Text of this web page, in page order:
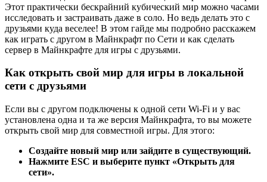
Этот практически бескрайний кубический мир можно часами
исследовать и застраивать даже в соло. Но ведь делать это с
друзьями куда веселее! В этом гайде мы подробно расскажем
как играть с другом в Майнкрафт по Сети и как сделать
сервер в Майнкрафте для игры с друзьями.
Как открыть свой мир для игры в локальной
сети с друзьями
Если вы с другом подключены к одной сети Wi-Fi и у вас
установлена одна и та же версия Майнкрафта, то вы можете
открыть свой мир для совместной игры. Для этого:
Создайте новый мир или зайдите в существующий.
Нажмите ESC и выберите пункт «Открыть для
сети».